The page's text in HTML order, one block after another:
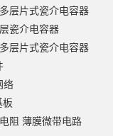
层片式瓷介电容器
瓷介电容器
层片式瓷介电容器
络
板
阻 薄膜微带电路